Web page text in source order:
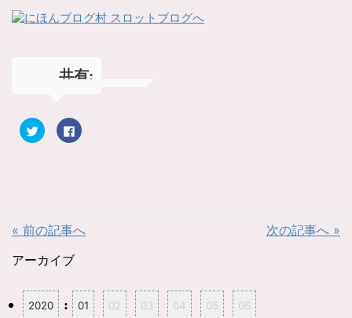
共有:
ク
リ
e
r
共
有
い
F
a
す
る
し
« 前の記事へ 次の記事へ »
アーカイブ
2020 : 01 02 03 04 05 06